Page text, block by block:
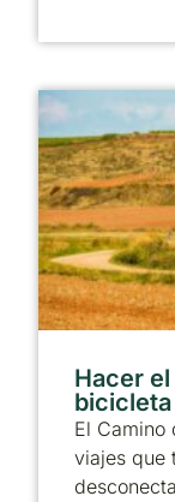
Hacer
El Camino
viajes que